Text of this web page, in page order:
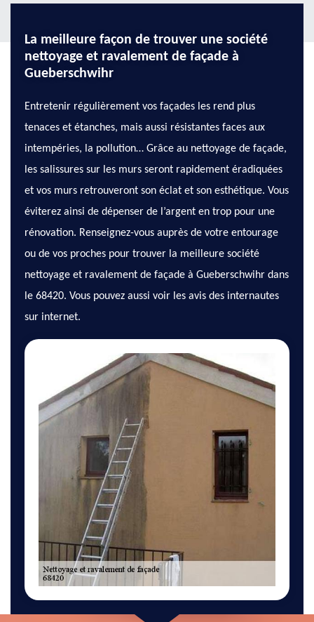
La meilleure façon de trouver une société
nettoyage et ravalement de façade à
Gueberschwihr
Entretenir régulièrement vos façades les rend plus
tenaces et étanches, mais aussi résistantes faces aux
intempéries, la pollution… Grâce au nettoyage de façade,
les salissures sur les murs seront rapidement éradiquées
et vos murs retrouveront son éclat et son esthétique. Vous
éviterez ainsi de dépenser de l’argent en trop pour une
rénovation. Renseignez-vous auprès de votre entourage
ou de vos proches pour trouver la meilleure société
nettoyage et ravalement de façade à Gueberschwihr dans
le 68420. Vous pouvez aussi voir les avis des internautes
sur internet.